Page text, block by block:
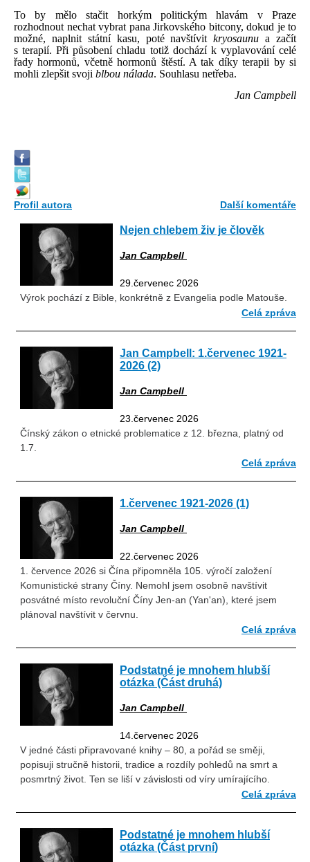
To by mělo stačit horkým politickým hlavám v Praze
rozhodnout nechat vybrat pana Jirkovského bitcony, dokud je to
možné, naplnit státní kasu, poté navštívitkryosaunu a začít
s terapií. Při působení chladu totiž dochází k vyplavování celé
řady hormonů, včetně hormonů štěstí. A tak díky terapii by si
mohli zlepšit svoji blbou nálada. Souhlasu netřeba.
Jan Campbell
Profil autora Další komentáře
Nejen chlebem živ je člověk
Jan Campbell
29.červenec 2026
Výrok pochází z Bible, konkrétně z Evangelia podle Matouše.
Celá zpráva
Jan Campbell: 1.červenec 1921-
2026 (2)
Jan Campbell
23.červenec 2026
Čínský zákon o etnické problematice z 12. března, platný od
1.7.
Celá zpráva
1.červenec 1921-2026 (1)
Jan Campbell
22.červenec 2026
1. července 2026 si Čína připomněla 105. výročí založení
Komunistické strany Číny. Nemohl jsem osobně navštívit
posvátné místo revoluční Číny Jen-an (Yan'an), které jsem
plánoval navštívit v červnu.
Celá zpráva
Podstatné je mnohem hlubší
otázka (Část druhá)
Jan Campbell
14.červenec 2026
V jedné části připravované knihy – 80, a pořád se směji,
popisuji stručně historii, tradice a rozdíly pohledů na smrt a
posmrtný život. Ten se liší v závislosti od víry umírajícího.
Celá zpráva
Podstatné je mnohem hlubší
otázka (Část první)